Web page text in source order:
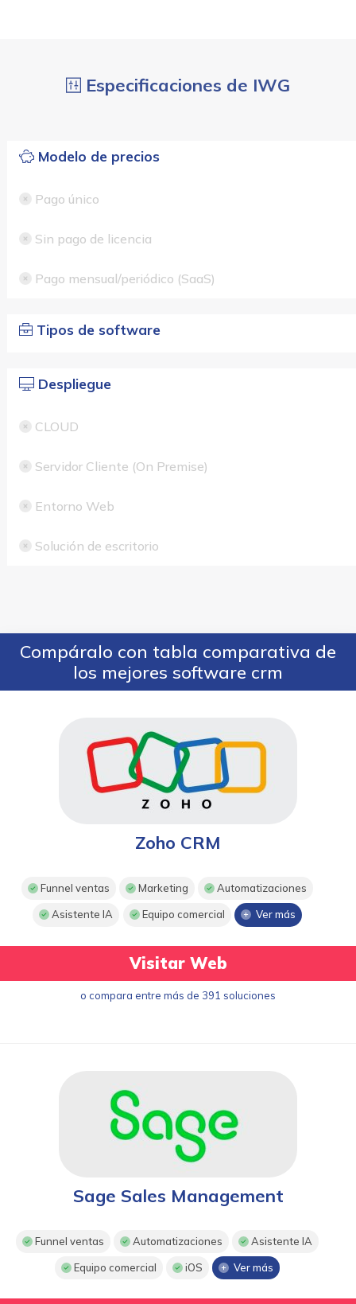
Especificaciones de IWG
Modelo de precios
Pago único
Sin pago de licencia
Pago mensual/periódico (SaaS)
Tipos de software
Despliegue
CLOUD
Servidor Cliente (On Premise)
Entorno Web
Solución de escritorio
Compáralo con tabla comparativa de
los mejores software crm
Zoho CRM
Funnel ventas Marketing Automatizaciones
Asistente IA Equipo comercial Ver más
Visitar Web
o compara entre más de 391 soluciones
Sage Sales Management
Funnel ventas Automatizaciones Asistente IA
Equipo comercial iOS Ver más